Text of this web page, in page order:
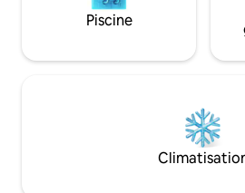
Piscine